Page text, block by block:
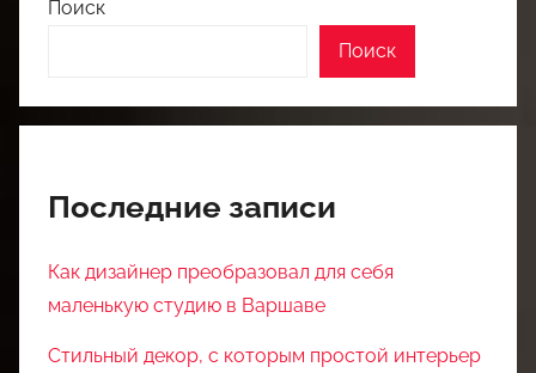
Поиск
Поиск
Последние записи
Как дизайнер преобразовал для себя
маленькую студию в Варшаве
Стильный декор, с которым простой интерьер